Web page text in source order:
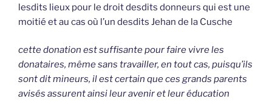
lesdits lieux pour le droit desdits donneurs qui est une
moitié et au cas où l’un desdits Jehan de la Cusche
cette donation est suffisante pour faire vivre les
donataires, même sans travailler, en tout cas, puisqu’ils
sont dit mineurs, il est certain que ces grands parents
avisés assurent ainsi leur avenir et leur éducation